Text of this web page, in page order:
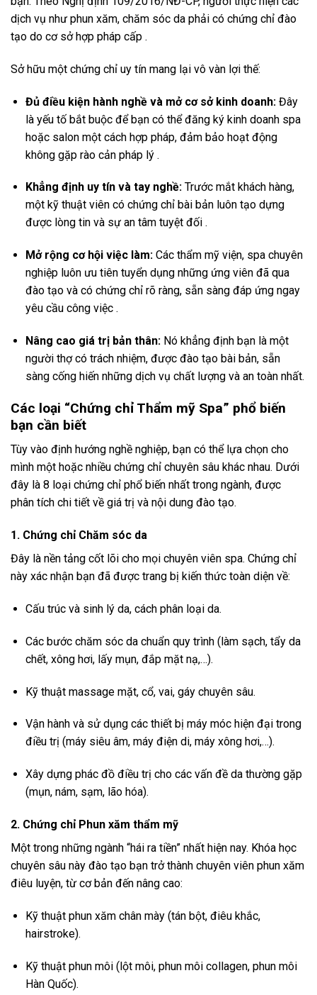
dịch vụ như phun xăm, chăm sóc da phải có chứng chỉ đào
tạo do cơ sở hợp pháp cấp .
Sở hữu một chứng chỉ uy tín mang lại vô vàn lợi thế:
Đủ điều kiện hành nghề và mở cơ sở kinh doanh:Đây
là yếu tố bắt buộc để bạn có thể đăng ký kinh doanh spa
hoặc salon một cách hợp pháp, đảm bảo hoạt động
không gặp rào cản pháp lý .
Khẳng định uy tín và tay nghề:Trước mắt khách hàng,
một kỹ thuật viên có chứng chỉ bài bản luôn tạo dựng
được lòng tin và sự an tâm tuyệt đối .
Mở rộng cơ hội việc làm:Các thẩm mỹ viện, spa chuyên
nghiệp luôn ưu tiên tuyển dụng những ứng viên đã qua
đào tạo và có chứng chỉ rõ ràng, sẵn sàng đáp ứng ngay
yêu cầu công việc .
Nâng cao giá trị bản thân:Nó khẳng định bạn là một
người thợ có trách nhiệm, được đào tạo bài bản, sẵn
sàng cống hiến những dịch vụ chất lượng và an toàn nhất.
Các loại “Chứng chỉ Thẩm mỹ Spa” phổ biến
bạn cần biết
Tùy vào định hướng nghề nghiệp, bạn có thể lựa chọn cho
mình một hoặc nhiều chứng chỉ chuyên sâu khác nhau. Dưới
đây là 8 loại chứng chỉ phổ biến nhất trong ngành, được
phân tích chi tiết về giá trị và nội dung đào tạo.
1. Chứng chỉ Chăm sóc da
Đây là nền tảng cốt lõi cho mọi chuyên viên spa. Chứng chỉ
này xác nhận bạn đã được trang bị kiến thức toàn diện về:
Cấu trúc và sinh lý da, cách phân loại da.
Các bước chăm sóc da chuẩn quy trình (làm sạch, tẩy da
chết, xông hơi, lấy mụn, đắp mặt nạ,…).
Kỹ thuật massage mặt, cổ, vai, gáy chuyên sâu.
Vận hành và sử dụng các thiết bị máy móc hiện đại trong
điều trị (máy siêu âm, máy điện di, máy xông hơi,…).
Xây dựng phác đồ điều trị cho các vấn đề da thường gặp
(mụn, nám, sạm, lão hóa).
2. Chứng chỉ Phun xăm thẩm mỹ
Một trong những ngành “hái ra tiền” nhất hiện nay. Khóa học
chuyên sâu này đào tạo bạn trở thành chuyên viên phun xăm
điêu luyện, từ cơ bản đến nâng cao:
Kỹ thuật phun xăm chân mày (tán bột, điêu khắc,
hairstroke).
Kỹ thuật phun môi (lột môi, phun môi collagen, phun môi
Hàn Quốc).